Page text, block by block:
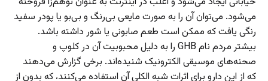
می‌شود. می‌توان آن را به صورت مایعی بی‌رنگ و بی‌بو یا پودر سفید
رنگی یافت که ممکن است طعم صابونی یا شور داشته باشد.
بیشتر مردم نام GHB را به دلیل محبوبیت آن در کلوپ و
صحنه‌های موسیقی الکترونیک شنیده‌اند. برخی گزارش می‌دهند
که از این دارو برای اثرات شبه الکلی آن استفاده می‌کنند، که بدون از